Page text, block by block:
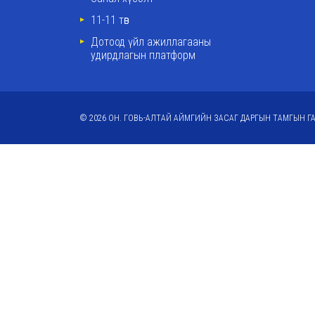
11-11 төв
Дотоод үйл ажиллагааны
удирдлагын платформ
© 2026 ОН. ГОВЬ-АЛТАЙ АЙМГИЙН ЗАСАГ ДАРГЫН ТАМГЫН